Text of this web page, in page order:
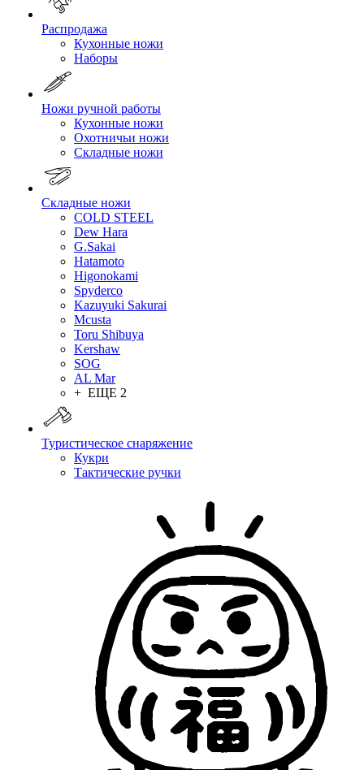
Распродажа
Кухонные ножи
Наборы
Ножи ручной работы
Кухонные ножи
Охотничьи ножи
Складные ножи
Складные ножи
COLD STEEL
Dew Hara
G.Sakai
Hatamoto
Higonokami
Spyderco
Kazuyuki Sakurai
Mcusta
Toru Shibuya
Kershaw
SOG
AL Mar
+ ЕЩЕ 2
Туристическое снаряжение
Кукри
Тактические ручки